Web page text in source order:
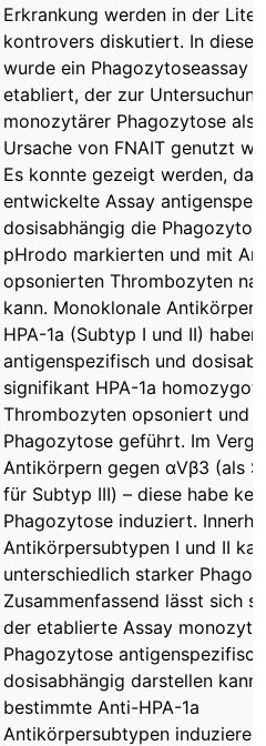
Erkrankung werden in der
kontrovers diskutiert. In
wurde ein Phagozytoseassay
etabliert, der zur Untersuchung
monozytärer Phagozytose als
Ursache von FNAIT genutzt
Es konnte gezeigt werden,
entwickelte Assay
dosisabhängig die
pHrodo markierten und mit
opsonierten Thrombozyten
kann. Monoklonale Antikörper
HPA-1a (Subtyp I und II) haben
antigenspezifisch und
signifikant HPA-1a
Thrombozyten opsoniert und
Phagozytose geführt. Im
Antikörpern gegen αVβ3 (als
für Subtyp III) – diese habe
Phagozytose induziert.
Antikörpersubtypen I und II
unterschiedlich starker
Zusammenfassend lässt sich
der etablierte Assay
Phagozytose
dosisabhängig darstellen
bestimmte Anti-HPA-1a
Antikörpersubtypen induzieren